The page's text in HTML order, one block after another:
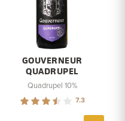
GOUVERNEUR
QUADRUPEL
Quadrupel 10%
7.3